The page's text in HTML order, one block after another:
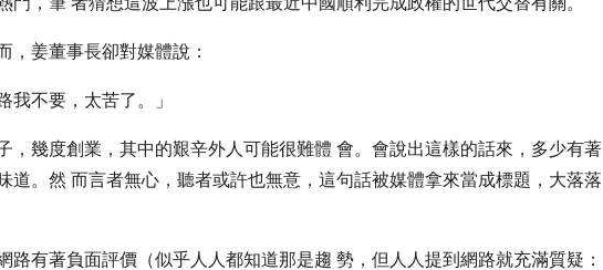
，姜董事長卻對媒體說：
我不要，太苦了。」
，幾度創業，其中的艱辛外人可能很難體 會。會說出這樣的話來，多少有著
道。然 而言者無心，聽者或許也無意，這句話被媒體拿來當成標題，大落落
路有著負面評價（似乎人人都知道那是趨 勢，但人人提到網路就充滿質疑：